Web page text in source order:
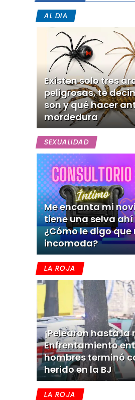
AL DIA
Existen solo tres
peligrosas, te
son y qué hacer
mordedura
SEXUALIDAD
Me encanta mi
tiene una selva
¿Cómo le digo que
incomoda?
LA ROJA
¡Pelearon hasta la
Enfrentamiento
hombres terminó
herido en la BJ
LA ROJA